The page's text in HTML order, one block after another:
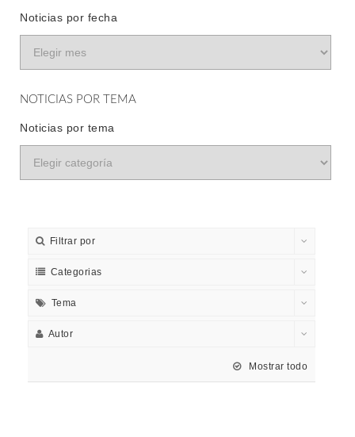
Noticias por fecha
NOTICIAS POR TEMA
Noticias por tema
Filtrar por
Categorias
Tema
Autor
Mostrar todo